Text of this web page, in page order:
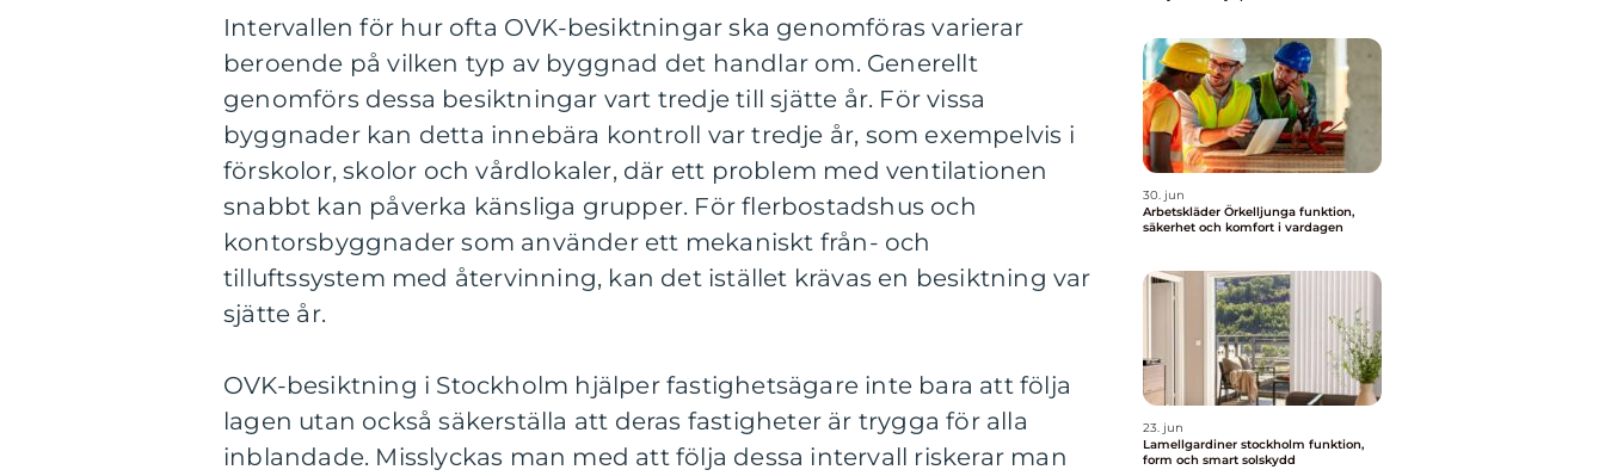
Intervallen för hur ofta OVK-besiktningar ska genomföras varierar
beroende på vilken typ av byggnad det handlar om. Generellt
genomförs dessa besiktningar vart tredje till sjätte år. För vissa
byggnader kan detta innebära kontroll var tredje år, som exempelvis i
förskolor, skolor och vårdlokaler, där ett problem med ventilationen
snabbt kan påverka känsliga grupper. För flerbostadshus och
kontorsbyggnader som använder ett mekaniskt från- och
tilluftssystem med återvinning, kan det istället krävas en besiktning var
sjätte år.
OVK-besiktning i Stockholm hjälper fastighetsägare inte bara att följa
lagen utan också säkerställa att deras fastigheter är trygga för alla
inblandade. Misslyckas man med att följa dessa intervall riskerar man
30. jun
Arbetskläder Örkelljunga funktion,
säkerhet och komfort i vardagen
23. jun
Lamellgardiner stockholm funktion,
form och smart solskydd